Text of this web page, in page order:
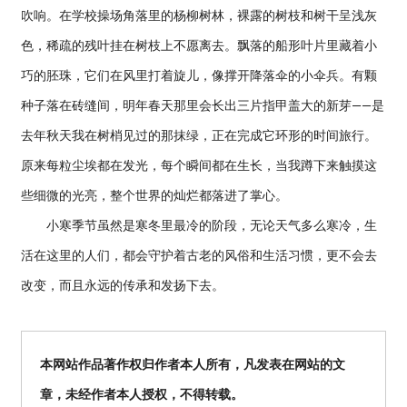
吹响。在学校操场角落里的杨柳树林，裸露的树枝和树干呈浅灰
色，稀疏的残叶挂在树枝上不愿离去。飘落的船形叶片里藏着小
巧的胚珠，它们在风里打着旋儿，像撑开降落伞的小伞兵。有颗
种子落在砖缝间，明年春天那里会长出三片指甲盖大的新芽——是
去年秋天我在树梢见过的那抹绿，正在完成它环形的时间旅行。
原来每粒尘埃都在发光，每个瞬间都在生长，当我蹲下来触摸这
些细微的光亮，整个世界的灿烂都落进了掌心。
小寒季节虽然是寒冬里最冷的阶段，无论天气多么寒冷，生
活在这里的人们，都会守护着古老的风俗和生活习惯，更不会去
改变，而且永远的传承和发扬下去。
本网站作品著作权归作者本人所有，凡发表在网站的文
章，未经作者本人授权，不得转载。